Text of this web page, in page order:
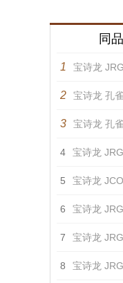
同
1 宝诗龙
2 宝诗龙 孔雀羽
3 宝诗龙 孔雀羽
4 宝诗龙
5 宝诗龙
6 宝诗龙
7 宝诗龙
8 宝诗龙